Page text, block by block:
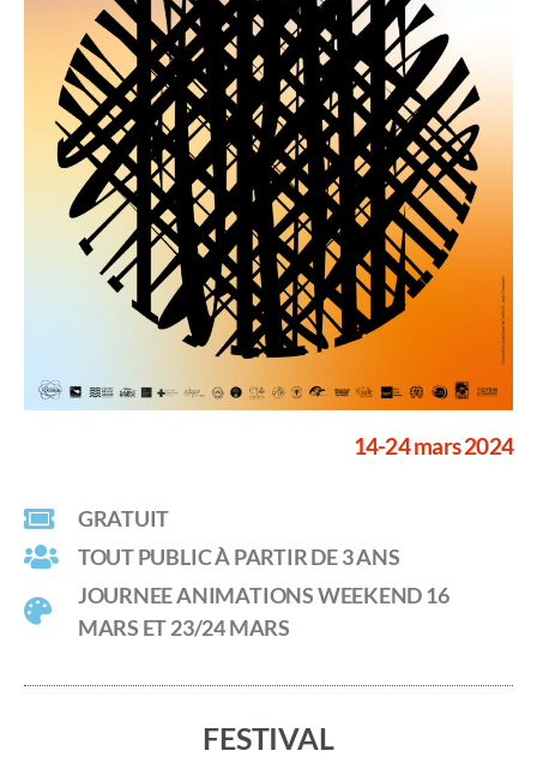
14-24 mars 2024
GRATUIT
TOUT PUBLIC À PARTIR DE 3 ANS
JOURNEE ANIMATIONS WEEKEND 16
MARS ET 23/24 MARS
FESTIVAL